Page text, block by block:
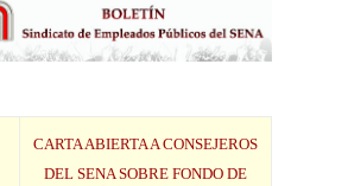
CARTA ABIERTA A CONSEJEROS
DEL SENA SOBRE FONDO DE